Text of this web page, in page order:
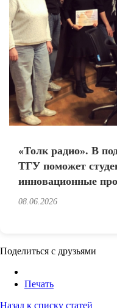
«Толк радио». В
ТГУ поможет
инновационные
08.06.2026
Поделиться с друзьями
Печать
Назад к списку статей